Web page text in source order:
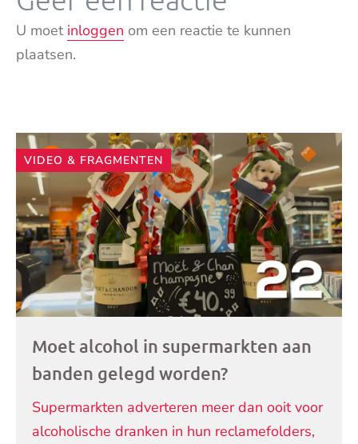
U moet inloggen om een reactie te kunnen
plaatsen.
Andere
artikelen
VIDEO & FRAGMENTEN
Moet alcohol in supermarkten aan
banden gelegd worden?
Supermarkten adverteren meer dan ooit voor
alcoholische dranken in hun reclamefolders,